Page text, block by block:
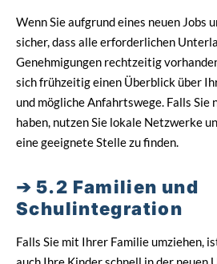
Wenn Sie aufgrund eines neuen Jobs
sicher, dass alle erforderlichen
Genehmigungen rechtzeitig
sich frühzeitig einen Überblick über
und mögliche Anfahrtswege. Falls Sie
haben, nutzen Sie lokale Netzwerke
eine geeignete Stelle zu finden.
5.2 Familien und
Schulintegration
Falls Sie mit Ihrer Familie umziehen,